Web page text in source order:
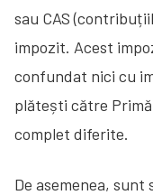
sau CAS
impozit. Acest
confundat nici cu
plătești către
complet diferite.
De asemenea,